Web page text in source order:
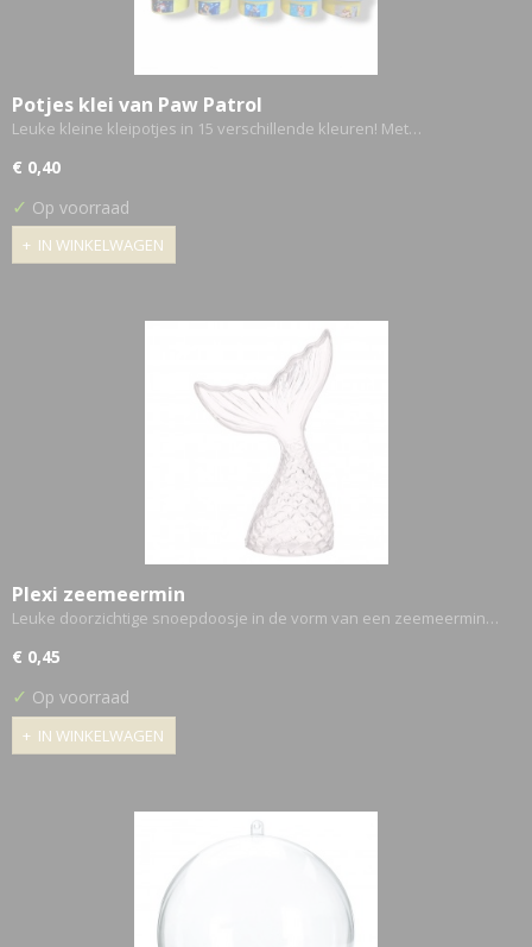
Potjes klei van Paw Patrol
Leuke kleine kleipotjes in 15 verschillende kleuren! Met…
€ 0,40
✓ Op voorraad
IN WINKELWAGEN
Plexi zeemeermin
Leuke doorzichtige snoepdoosje in de vorm van een zeemeermin…
€ 0,45
✓ Op voorraad
IN WINKELWAGEN